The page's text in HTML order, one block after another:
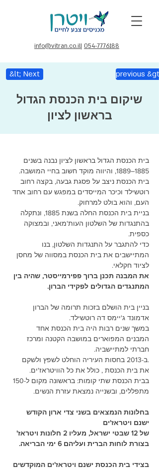
info@vitran.co.il| 054-7776188
&lt; Next previous &gt;
שיקום בית הכנסת הגדול
בראשון לציון
בית הכנסת הגדול בראשון לציון נבנה בשנים
1885–1889, והיווה מוקד חשוב בחיי המושבה.
בית הכנסת ניצב על פסגת גבעה, בקצה רחוב
רוטשילד וכיכר המייסדים במפגש עם רחוב אחד
העם, והוא בולט למרחוק.
בניית בית הכנסת החלה בשנת 1885, ונתקלה
בהתנגדות של השלטון העות'מאני, ובמצוקה
כספית.
כדי להתגבר על התנגדות השלטון, בנו
המתיישבים את בית הכנסת במסווה של מחסן
לציוד חקלאי.
את המבנה תכנן ברוך פפירמייסטר, שהיה בין
המתנגדים הגדולים לפקידי הברון.
בניין בית הושלם בזכות תרומה של הברון
אדמונד ג'יימס דה רוטשילד.
במשך שנים רבות היה בית הכנסת אחד
המבנים המפוארים במושבה הקטנה ומרכז
חברתי למתיישביה.
.ב-2013 בחסות העיריה הוחלט לשפץ ולשקם
את בית הכנסת , כולל את כל הוויטראז'ים.
מתפללים, ובשנייה נמצאת עזרת הנשים.
בחלונות הנמצאים בשני צדי ארון הקודש
ישנם ויטראז'ים
של 12 שבטי ישראל, מעליו 2 חלונות ויטראז'
בצורת לוחות הברית ועליהם 6 ימי הבריאה.
בצידי בית הכנסת ישנם ויטראז'ים המוקדשים